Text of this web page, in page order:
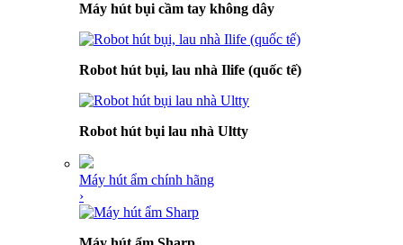
Máy hút bụi cầm tay không dây
Robot hút bụi, lau nhà Ilife (quốc tế)
Robot hút bụi lau nhà Ultty
Máy hút ẩm chính hãng
›